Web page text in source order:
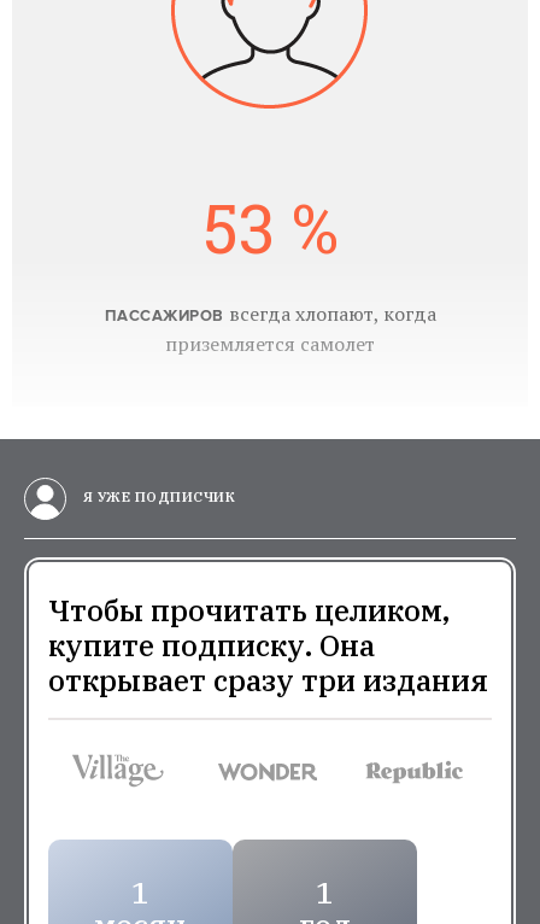
53 %
ПАССАЖИРОВ всегда хлопают, когда
приземляется самолет
Я УЖЕ ПОДПИСЧИК
Чтобы прочитать целиком,
купите подписку. Она
открывает сразу три издания
1
1